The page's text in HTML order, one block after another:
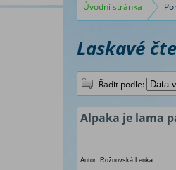
Úvodní stránka
Laskavé
Řadit podle:
Alpaka je lama
Autor: Rožnovská Lenka